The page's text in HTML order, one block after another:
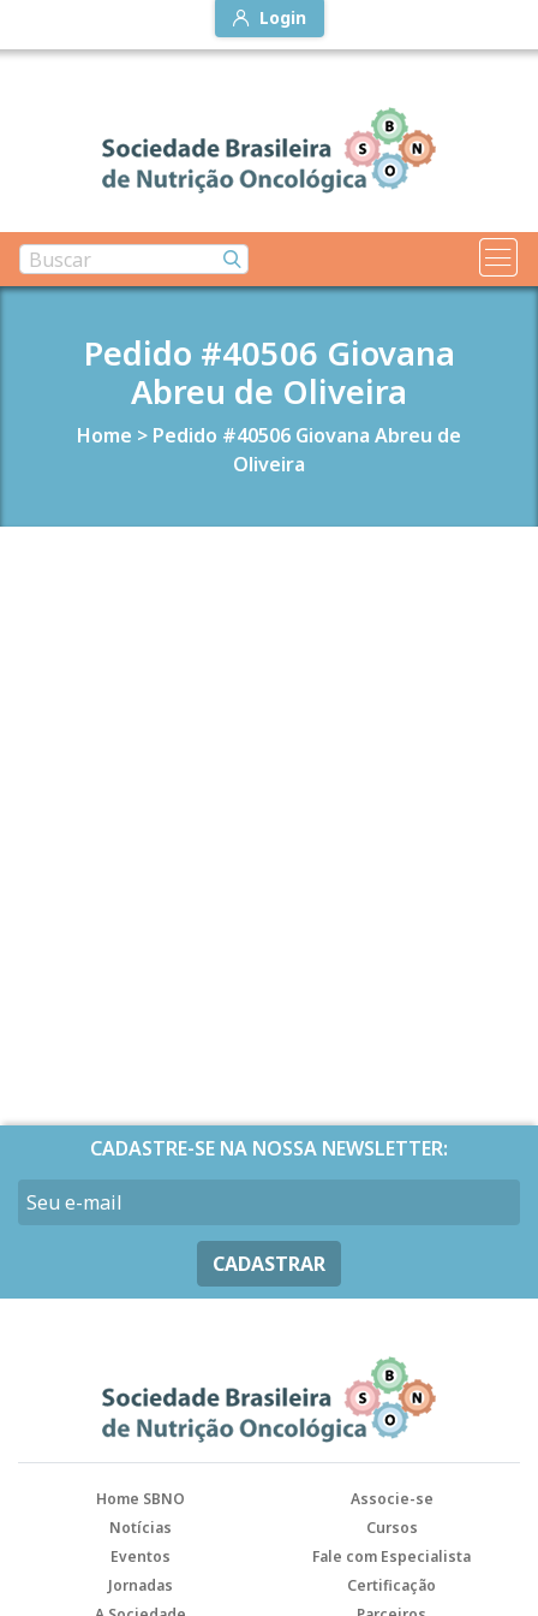
Login
Pedido #40506 Giovana
Abreu de Oliveira
Home > Pedido #40506 Giovana Abreu de
Oliveira
CADASTRE-SE NA NOSSA NEWSLETTER:
CADASTRAR
Home SBNO
Associe-se
Notícias
Cursos
Eventos
Fale com Especialista
Jornadas
Certificação